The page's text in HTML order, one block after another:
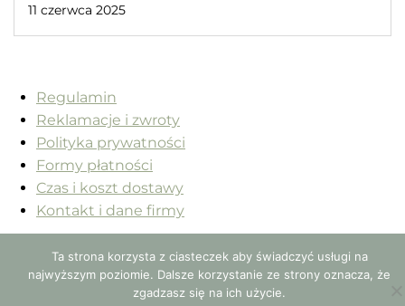
11 czerwca 2025
Regulamin
Reklamacje i zwroty
Polityka prywatności
Formy płatności
Czas i koszt dostawy
Kontakt i dane firmy
Ta strona korzysta z ciasteczek aby świadczyć usługi na
najwyższym poziomie. Dalsze korzystanie ze strony oznacza, że
zgadzasz się na ich użycie.